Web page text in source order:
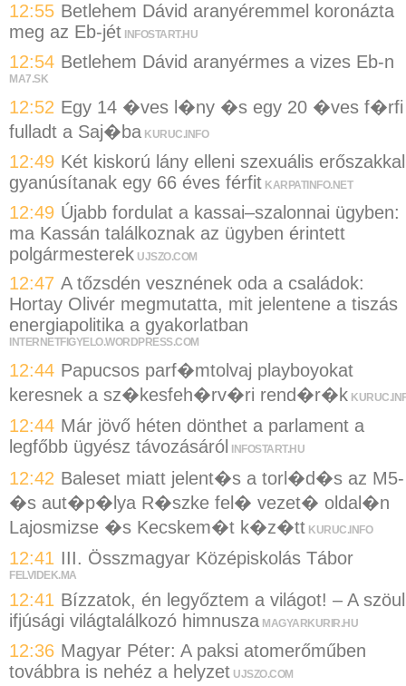
12:55 Betlehem Dávid aranyéremmel koronázta
meg az Eb-jét INFOSTART.HU
12:54 Betlehem Dávid aranyérmes a vizes Eb-n
MA7.SK
12:52 Egy 14 �ves l�ny �s egy 20 �ves f�rfi
fulladt a Saj�ba KURUC.INFO
12:49 Két kiskorú lány elleni szexuális erőszakkal
gyanúsítanak egy 66 éves férfit KARPATINFO.NET
12:49 Újabb fordulat a kassai–szalonnai ügyben:
ma Kassán találkoznak az ügyben érintett
polgármesterek UJSZO.COM
12:47 A tőzsdén vesznének oda a családok:
Hortay Olivér megmutatta, mit jelentene a tiszás
energiapolitika a gyakorlatban
INTERNETFIGYELO.WORDPRESS.COM
12:44 Papucsos parf�mtolvaj playboyokat
keresnek a sz�kesfeh�rv�ri rend�r�k
12:44 Már jövő héten dönthet a parlament a
legfőbb ügyész távozásáról INFOSTART.HU
12:42 Baleset miatt jelent�s a torl�d�s az M5-
�s aut�p�lya R�szke fel� vezet� oldal�n
Lajosmizse �s Kecskem�t k�z�tt KURUC.INFO
12:41 III. Összmagyar Középiskolás Tábor
FELVIDEK.MA
12:41 Bízzatok, én legyőztem a világot! – A
ifjúsági világtalálkozó himnusza MAGYARKURIR.HU
12:36 Magyar Péter: A paksi atomerőműben
továbbra is nehéz a helyzet UJSZO.COM